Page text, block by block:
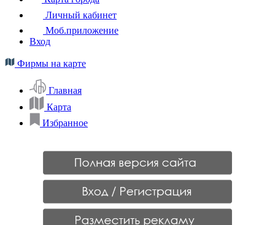
Личный кабинет
Моб.приложение
Вход
Фирмы на карте
Главная
Карта
Избранное